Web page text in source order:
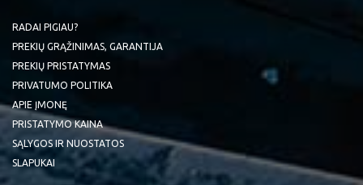
RADAI PIGIAU?
PREKIŲ GRĄŽINIMAS, GARANTIJA
PREKIŲ PRISTATYMAS
PRIVATUMO POLITIKA
APIE ĮMONĘ
PRISTATYMO KAINA
SĄLYGOS IR NUOSTATOS
SLAPUKAI